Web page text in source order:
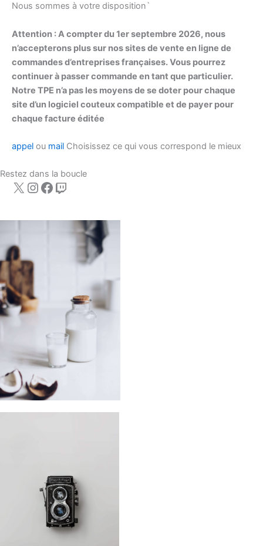
Nous sommes à votre disposition`
Attention : A compter du 1er septembre 2026, nous
n’accepterons plus sur nos sites de vente en ligne de
commandes d’entreprises françaises. Vous pourrez
continuer à passer commande en tant que particulier.
Notre TPE n’a pas les moyens de se doter pour chaque
site d’un logiciel couteux compatible et de payer pour
chaque facture éditée
appel ou mail Choisissez ce qui vous correspond le mieux
Restez dans la boucle
X Instagram
Facebook
Twitch